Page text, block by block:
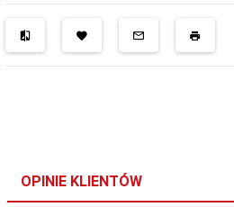
OPINIE KLIENTÓW